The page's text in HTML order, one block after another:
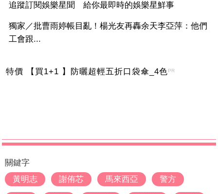
追蹤訂閱娛樂星聞 給你最即時的娛樂星鮮事
獨家／批曹雨婷帳目亂！楊光友再轟余天李亞萍：他們
工會跟...
特價 【買1+1 】防曬超輕五折口袋傘_4色PR
關鍵字
黃明志
謝侑芯 馬來西亞 警方